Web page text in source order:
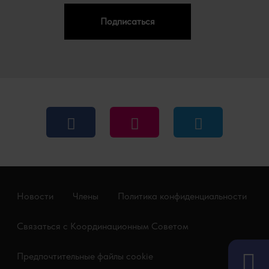
Подписаться
Новости Члены Политика конфиденциальности
Связаться с Координационным Советом
Предпочтительные файлы cookie